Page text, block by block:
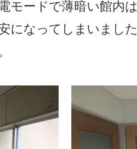
モードで薄暗い館内
になってしまいま